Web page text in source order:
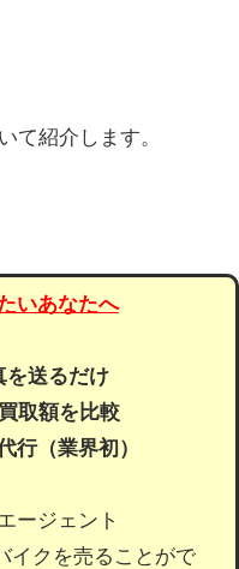
て紹介します。
いあなたへ
を送るだけ
取額を比較
行（業界初）
ージェント
イクを売ることがで